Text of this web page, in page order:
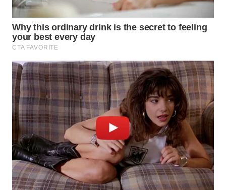
WN
MANDALIKA
WN
WN
LABUANBAJO
WN
BORNEO
Wahana
Media
Group